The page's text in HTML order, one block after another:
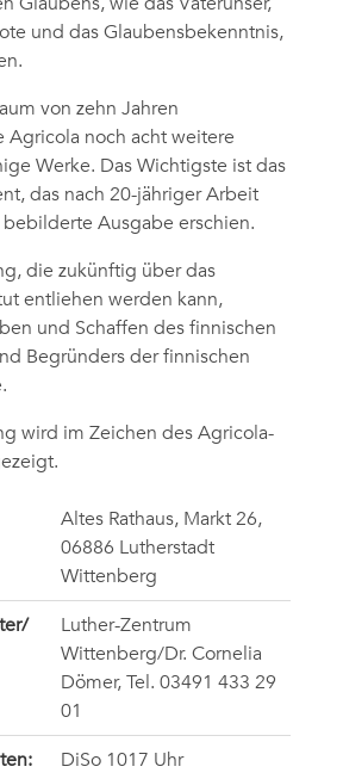
und das Glaubensbekenntnis,
von zehn Jahren
Agricola noch acht weitere
Werke. Das Wichtigste ist das
das nach 20-jähriger Arbeit
bebilderte Ausgabe erschien.
die zukünftig über das
entliehen werden kann,
und Schaffen des finnischen
Begründers der finnischen
wird im Zeichen des Agricola-
Altes Rathaus, Markt 26,
06886 Lutherstadt
Wittenberg
Luther-Zentrum
Wittenberg/Dr. Cornelia
Dömer, Tel. 03491 433 29
01
DiSo 1017 Uhr